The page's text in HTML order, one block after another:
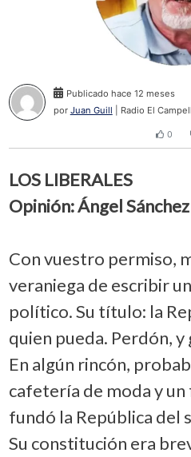
Publicado hace 12 meses
por Juan Guill | Radio El
0
LOS LIBERALES
Opinión: Ángel Sánchez
Con vuestro permiso,
veraniega de escribir
político. Su título: la
quien pueda. Perdón, y
En algún rincón,
cafetería de moda y
fundó la República del
Su constitución era